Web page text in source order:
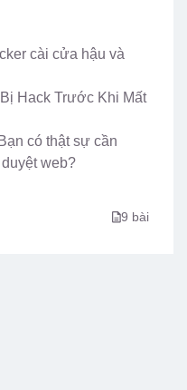
cài cửa hậu và
Hack Trước Khi Mất
có thật sự cần
web?
9 bài